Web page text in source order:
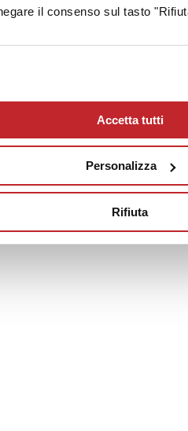
il consenso sul tasto
Accetta tutti
Personalizza
Rifiuta